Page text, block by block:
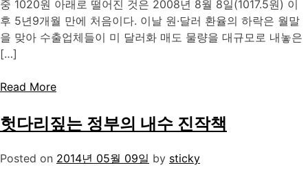
중 1020원 아래로 떨어진 것은 2008년 8월 8일(1017.5원) 이
후 5년9개월 만에 처음이다. 이날 원·달러 환율의 하락은 월말
을 맞아 수출업체들이 미 달러화 매도 물량을 대규모로 내놓은
[…]
Read More
헛다리짚는 정부의 내수 진작책
Posted on 2014년 05월 09일 by sticky